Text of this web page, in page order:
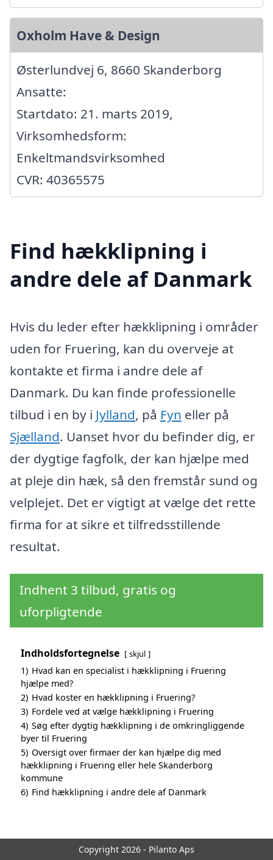
Oxholm Have & Design
Østerlundvej 6, 8660 Skanderborg
Ansatte:
Startdato: 21. marts 2019,
Virksomhedsform:
Enkeltmandsvirksomhed
CVR: 40365575
Find hækklipning i
andre dele af Danmark
Hvis du leder efter hækklipning i områder
uden for Fruering, kan du overveje at
kontakte et firma i andre dele af
Danmark. Du kan finde professionelle
tilbud i en by i Jylland, på Fyn eller på
Sjælland. Uanset hvor du befinder dig, er
der dygtige fagfolk, der kan hjælpe med
at pleje din hæk, så den fremstår sund og
velplejet. Det er vigtigt at vælge det rette
firma for at sikre et tilfredsstillende
resultat.
Indhent 3 tilbud, gratis og
uforpligtende
Indholdsfortegnelse skjul
1) Hvad kan en specialist i hækklipning i Fruering
hjælpe med?
2) Hvad koster en hækklipning i Fruering?
3) Fordele ved at vælge hækklipning i Fruering
4) Søg efter dygtig hækklipning i de omkringliggende
byer til Fruering
5) Oversigt over firmaer der kan hjælpe dig med
hækklipning i Fruering eller hele Skanderborg
kommune
6) Find hækklipning i andre dele af Danmark
Copyright 2026 - Pilanto Aps